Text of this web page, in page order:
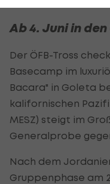
Ab 4. Juni in den
Der ÖFB-Tross
Basecamp im
Bacara" in Goleta
kalifornischen
MESZ) steigt im
Generalprobe
Nach dem
Gruppenphase am